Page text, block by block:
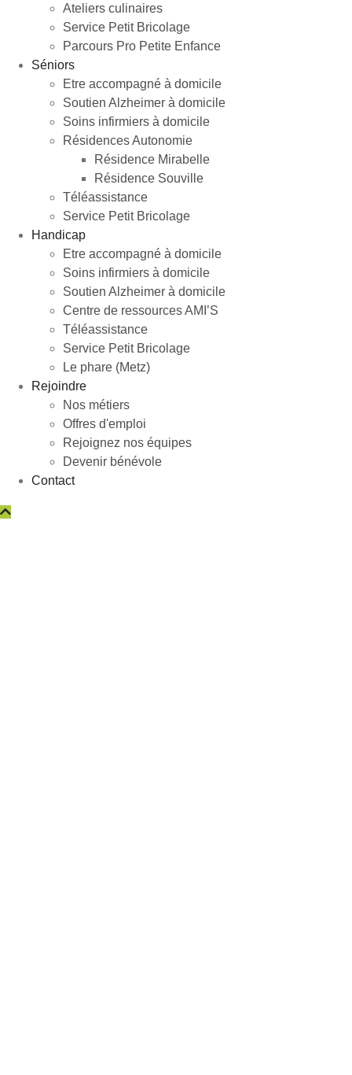
Ateliers culinaires
Service Petit Bricolage
Parcours Pro Petite Enfance
Séniors
Etre accompagné à domicile
Soutien Alzheimer à domicile
Soins infirmiers à domicile
Résidences Autonomie
Résidence Mirabelle
Résidence Souville
Téléassistance
Service Petit Bricolage
Handicap
Etre accompagné à domicile
Soins infirmiers à domicile
Soutien Alzheimer à domicile
Centre de ressources AMI’S
Téléassistance
Service Petit Bricolage
Le phare (Metz)
Rejoindre
Nos métiers
Offres d'emploi
Rejoignez nos équipes
Devenir bénévole
Contact